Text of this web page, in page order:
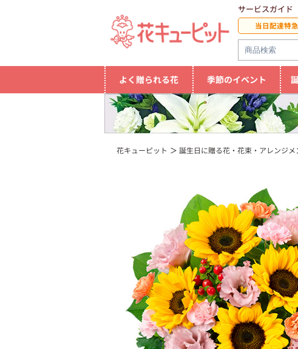
サービスガイド
当日配達特
よく贈られる花 季節のイベント
花キューピット 誕生日に贈る花・花束・アレンジ